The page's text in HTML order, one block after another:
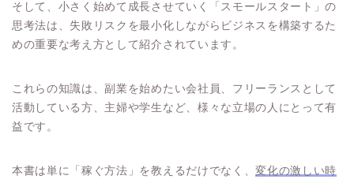
そして、小さく始めて成長させていく「スモールスタート」の
思考法は、失敗リスクを最小化しながらビジネスを構築するた
めの重要な考え方として紹介されています。
これらの知識は、副業を始めたい会社員、フリーランスとして
活動している方、主婦や学生など、様々な立場の人にとって有
益です。
本書は単に「稼ぐ方法」を教えるだけでなく、変化の激しい時